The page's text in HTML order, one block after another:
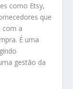
como Etsy,
que
com a
É uma
gestão da